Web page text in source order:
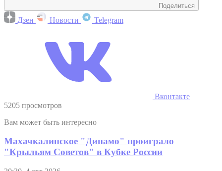
Поделиться
Дзен Новости Telegram
Вконтакте
5205 просмотров
Вам может быть интересно
Махачкалинское "Динамо" проиграло
"Крыльям Советов" в Кубке России